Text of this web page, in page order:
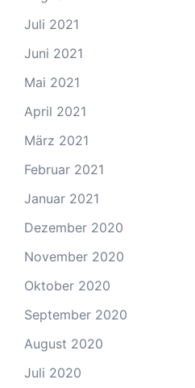
Juli 2021
Juni 2021
Mai 2021
April 2021
März 2021
Februar 2021
Januar 2021
Dezember 2020
November 2020
Oktober 2020
September 2020
August 2020
Juli 2020